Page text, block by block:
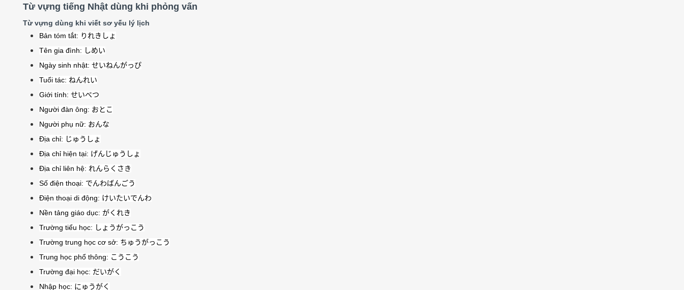
Từ vựng tiếng Nhật dùng khi phỏng vấn
Từ vựng dùng khi viết sơ yếu lý lịch
Bản tóm tắt: りれきしょ
Tên gia đình: しめい
Ngày sinh nhật: せいねんがっぴ
Tuổi tác: ねんれい
Giới tính: せいべつ
Người đàn ông: おとこ
Người phụ nữ: おんな
Địa chỉ: じゅうしょ
Địa chỉ hiện tại: げんじゅうしょ
Địa chỉ liên hệ: れんらくさき
Số điện thoại: でんわばんごう
Điện thoại di động: けいたいでんわ
Nền tảng giáo dục: がくれき
Trường tiểu học: しょうがっこう
Trường trung học cơ sở: ちゅうがっこう
Trung học phổ thông: こうこう
Trường đại học: だいがく
Nhập học: にゅうがく